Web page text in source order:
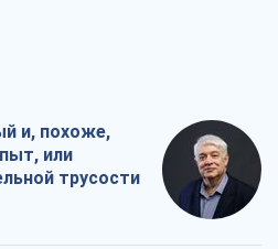
и, похоже,
или
трусости